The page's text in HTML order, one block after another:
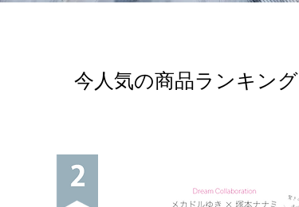
今人気の商品ランキング